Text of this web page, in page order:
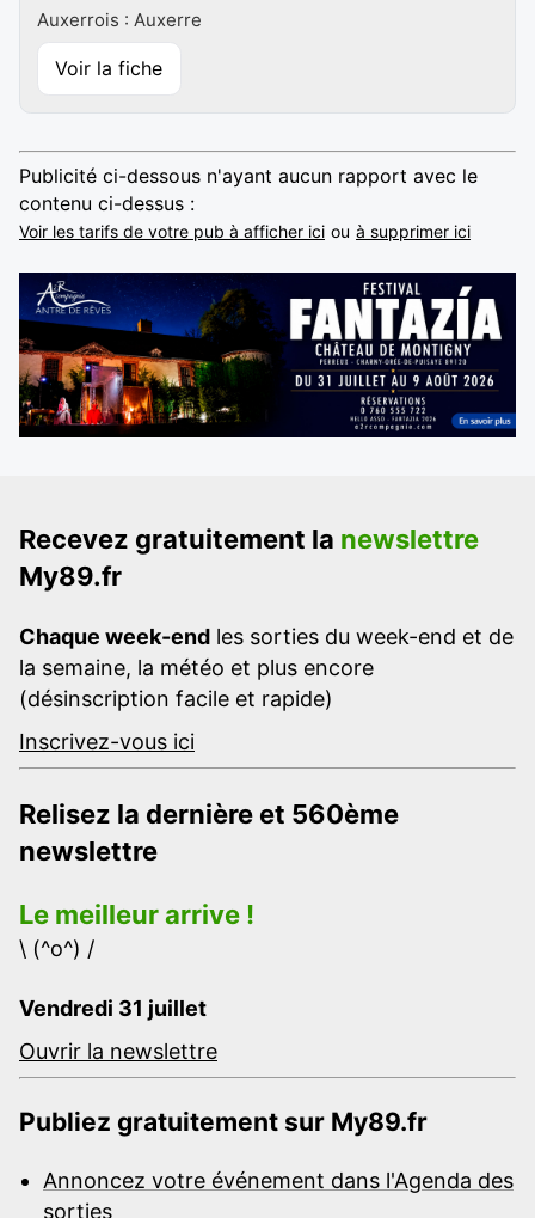
Auxerrois : Auxerre
Voir la fiche
Publicité ci-dessous n'ayant aucun rapport avec le
contenu ci-dessus :
Voir les tarifs de votre pub à afficher ici ou à supprimer ici
Recevez gratuitement la newslettre
My89.fr
Chaque week-end les sorties du week-end et de
la semaine, la météo et plus encore
(désinscription facile et rapide)
Inscrivez-vous ici
Relisez la dernière et 560ème
newslettre
Le meilleur arrive !
\ (^o^) /
Vendredi 31 juillet
Ouvrir la newslettre
Publiez gratuitement sur My89.fr
Annoncez votre événement dans l'Agenda des
sorties